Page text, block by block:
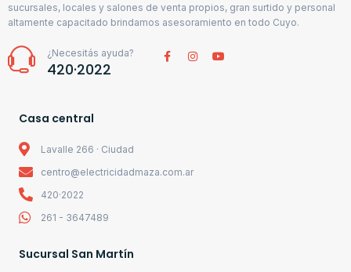
sucursales, locales y salones de venta propios, gran surtido y personal
altamente capacitado brindamos asesoramiento en todo Cuyo.
¿Necesitás ayuda?
420·2022
Casa central
Lavalle 266 · Ciudad
centro@electricidadmaza.com.ar
420·2022
261 - 3647489
Sucursal San Martín